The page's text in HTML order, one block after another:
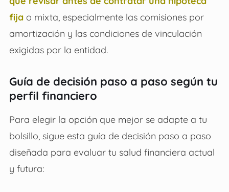
fijao mixta, especialmente las comisiones por
amortización y las condiciones de vinculación
exigidas por la entidad.
Guía de decisión paso a paso según tu
perfil financiero
Para elegir la opción que mejor se adapte a tu
bolsillo, sigue esta guía de decisión paso a paso
diseñada para evaluar tu salud financiera actual
y futura: